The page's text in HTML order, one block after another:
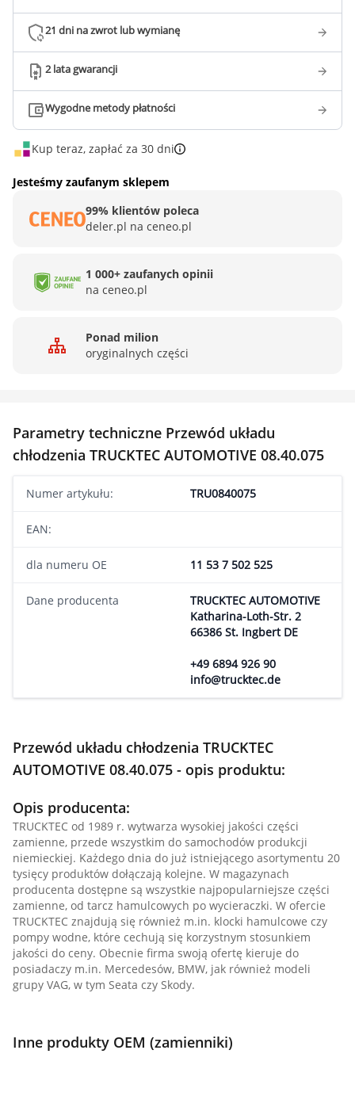
21 dni na zwrot lub wymianę
2 lata gwarancji
Wygodne metody płatności
Kup teraz, zapłać za 30 dni
Jesteśmy zaufanym sklepem
99% klientów poleca
deler.pl na ceneo.pl
1 000+ zaufanych opinii
na ceneo.pl
Ponad milion
oryginalnych części
Parametry techniczne Przewód układu
chłodzenia TRUCKTEC AUTOMOTIVE 08.40.075
Numer artykułu: TRU0840075
EAN:
dla numeru OE 11 53 7 502 525
Dane producenta
TRUCKTEC AUTOMOTIVE
Katharina-Loth-Str. 2
66386 St. Ingbert DE
+49 6894 926 90
info@trucktec.de
Przewód układu chłodzenia TRUCKTEC
AUTOMOTIVE 08.40.075 - opis produktu:
Opis producenta:
TRUCKTEC od 1989 r. wytwarza wysokiej jakości części
zamienne, przede wszystkim do samochodów produkcji
niemieckiej. Każdego dnia do już istniejącego asortymentu 20
tysięcy produktów dołączają kolejne. W magazynach
producenta dostępne są wszystkie najpopularniejsze części
zamienne, od tarcz hamulcowych po wycieraczki. W ofercie
TRUCKTEC znajdują się również m.in. klocki hamulcowe czy
pompy wodne, które cechują się korzystnym stosunkiem
jakości do ceny. Obecnie firma swoją ofertę kieruje do
posiadaczy m.in. Mercedesów, BMW, jak również modeli
grupy VAG, w tym Seata czy Skody.
Inne produkty OEM (zamienniki)